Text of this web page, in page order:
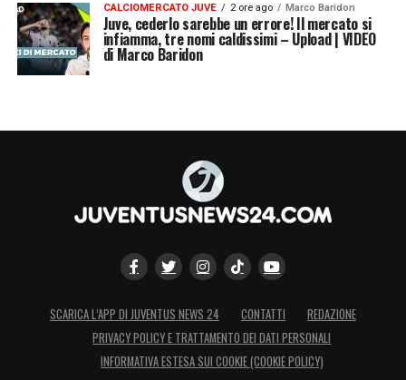
CALCIOMERCATO JUVE 2 ore ago Marco Baridon
Juve, cederlo sarebbe un errore! Il mercato si
infiamma, tre nomi caldissimi – Upload | VIDEO
di Marco Baridon
SCARICA L’APP DI JUVENTUS NEWS 24 CONTATTI
REDAZIONE
PRIVACY POLICY E TRATTAMENTO DEI DATI PERSONALI
INFORMATIVA ESTESA SUI COOKIE (COOKIE POLICY)